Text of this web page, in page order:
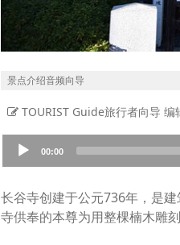
景点介绍音频向导
TOURIST Guide旅行者向导 编
Audio
Player
00:00
长谷寺创建于公元736年，是
寺供奉的本尊为用整棵楠木雕